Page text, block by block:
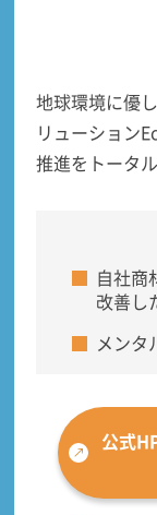
地球環境に優
リューション
推進をトータ
自社商
改善し
メンタ
公式